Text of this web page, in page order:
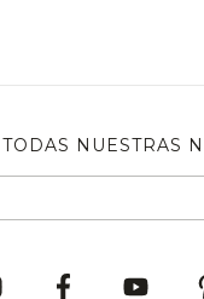
NUESTRAS